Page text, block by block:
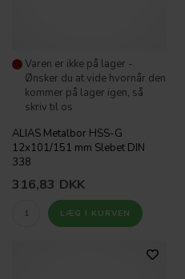
Varen er ikke på lager -
Ønsker du at vide hvornår den
kommer på lager igen, så
skriv til os
ALIAS Metalbor HSS-G
12x101/151 mm Slebet DIN
338
316,83 DKK